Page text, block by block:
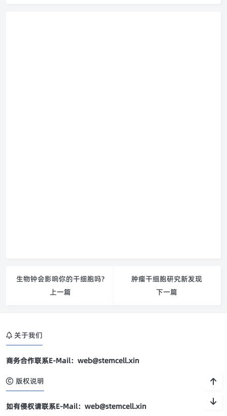
生物钟会影响你的干细胞吗?
上一篇
肿瘤干细胞研究新发现
下一篇
关于我们
商务合作联系E-Mail：web@stemcell.xin
版权说明
如有侵权请联系E-Mail：web@stemcell.xin